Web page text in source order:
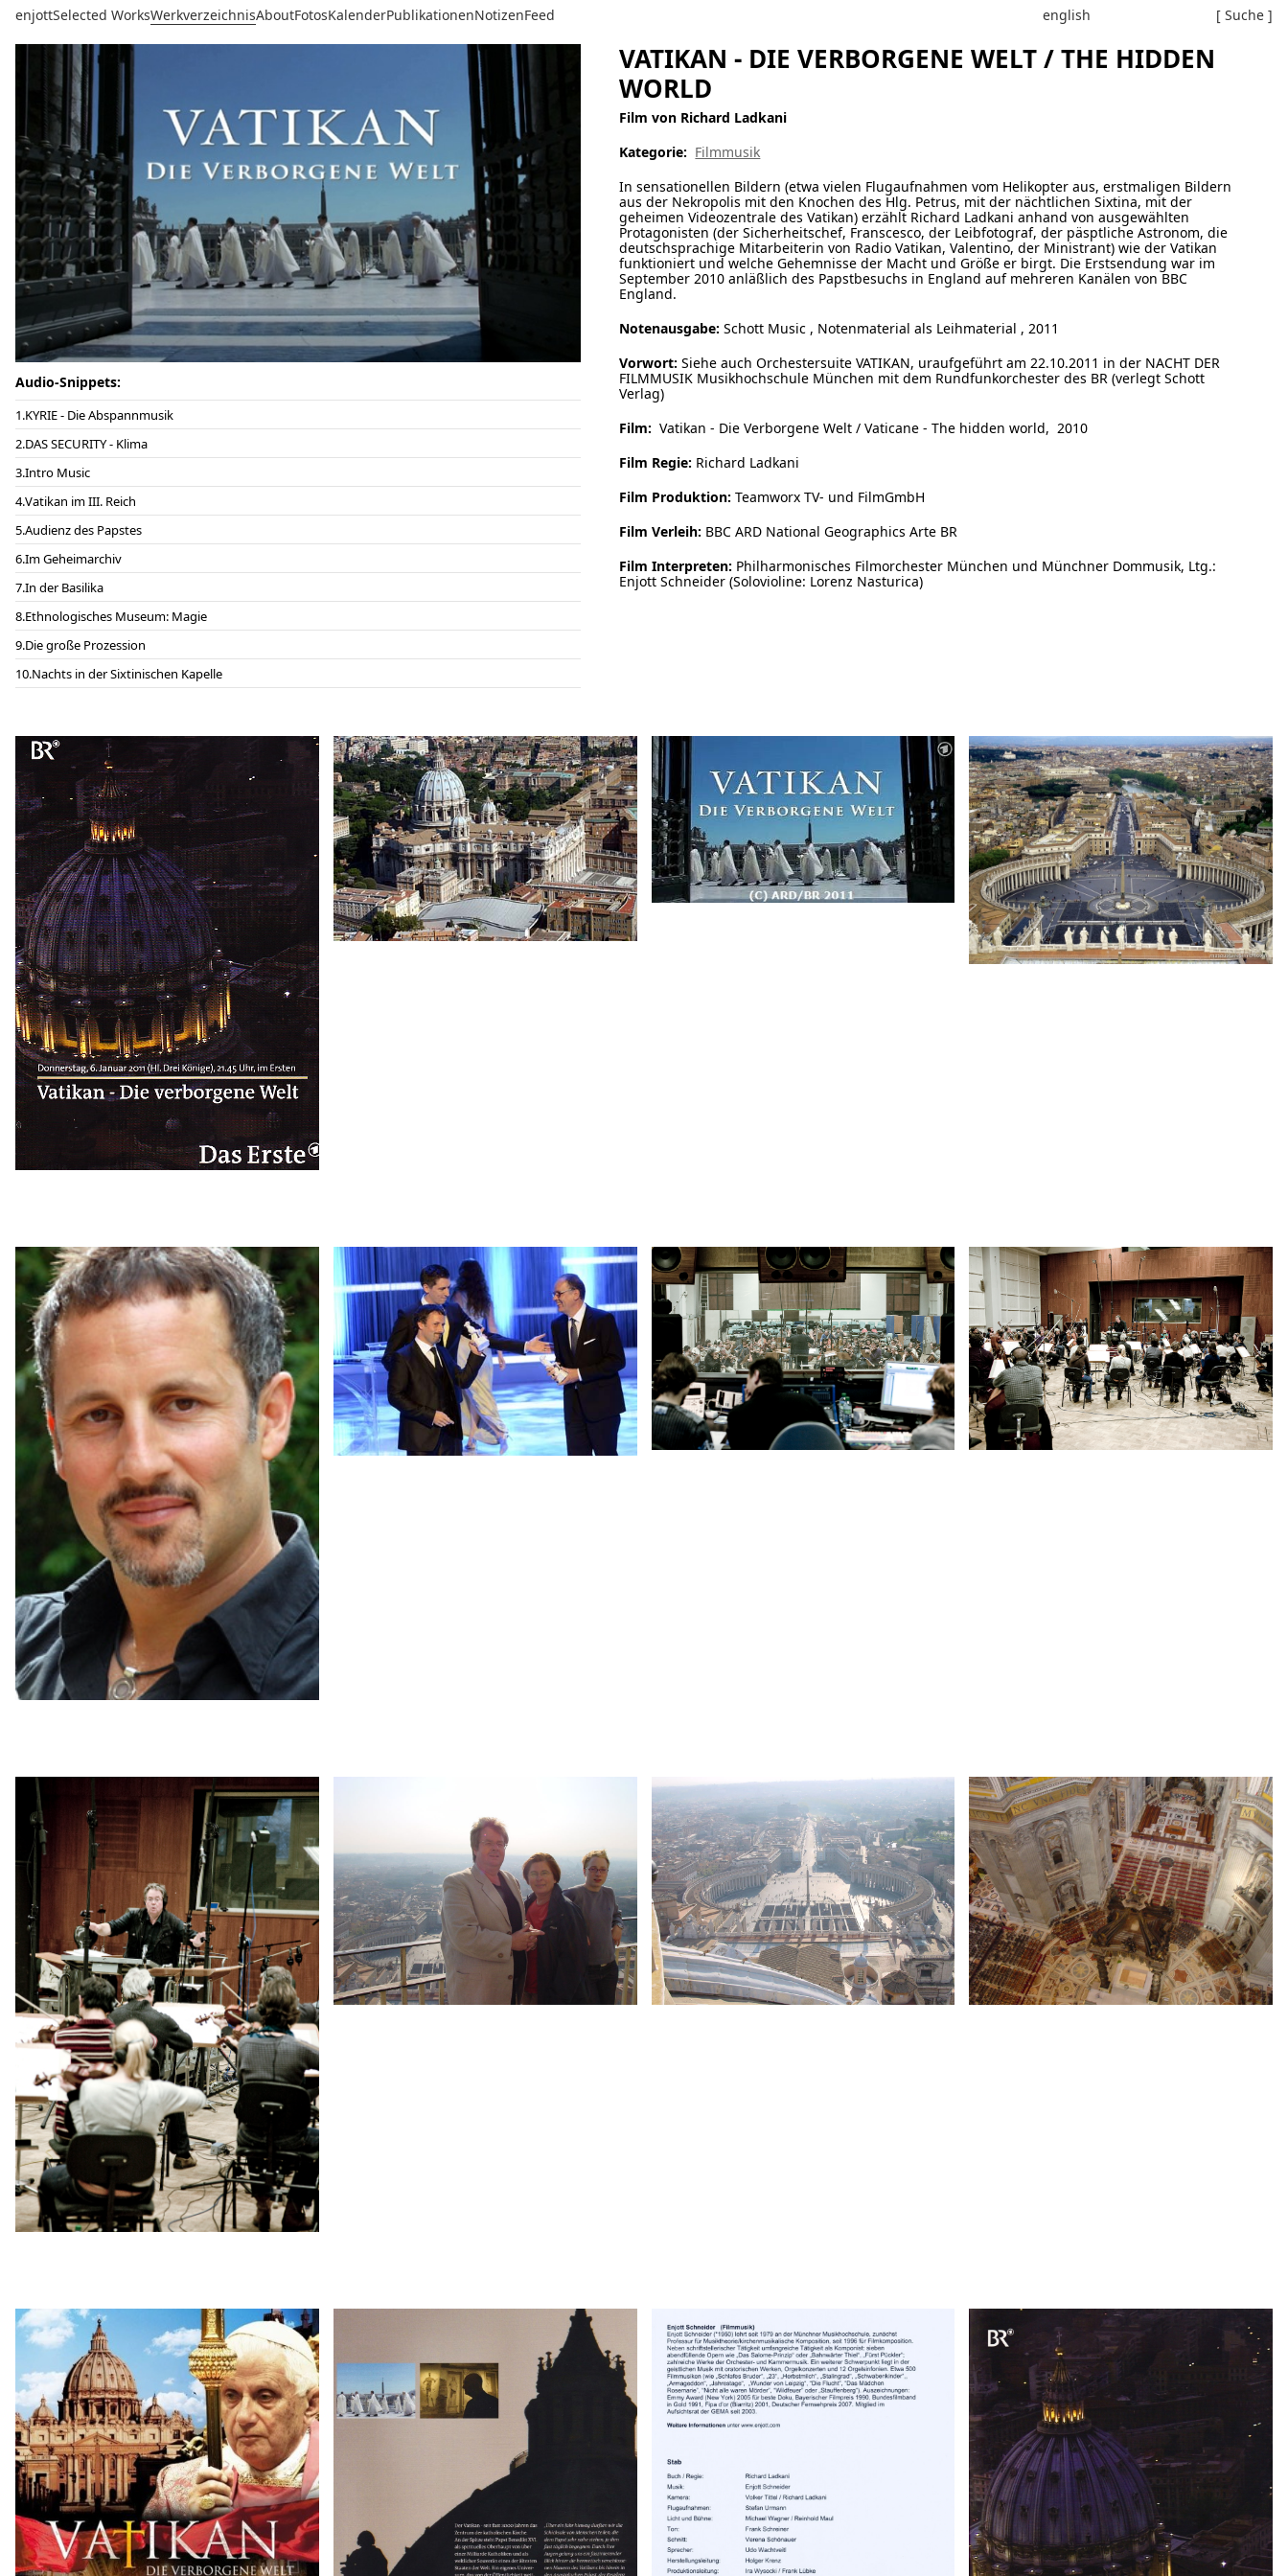
enjottSelected WorksWerkverzeichnisAboutFotosKalenderPublikationenNotizenFeed english [ Suche ]
Audio-Snippets:
KYRIE - Die Abspannmusik
DAS SECURITY - Klima
Intro Music
Vatikan im III. Reich
Audienz des Papstes
Im Geheimarchiv
In der Basilika
Ethnologisches Museum: Magie
Die große Prozession
Nachts in der Sixtinischen Kapelle
VATIKAN - DIE VERBORGENE WELT / THE HIDDEN
WORLD
Film von Richard Ladkani
Kategorie: Filmmusik
In sensationellen Bildern (etwa vielen Flugaufnahmen vom Helikopter aus, erstmaligen Bildern
aus der Nekropolis mit den Knochen des Hlg. Petrus, mit der nächtlichen Sixtina, mit der
geheimen Videozentrale des Vatikan) erzählt Richard Ladkani anhand von ausgewählten
Protagonisten (der Sicherheitschef, Franscesco, der Leibfotograf, der päsptliche Astronom, die
deutschsprachige Mitarbeiterin von Radio Vatikan, Valentino, der Ministrant) wie der Vatikan
funktioniert und welche Gehemnisse der Macht und Größe er birgt. Die Erstsendung war im
September 2010 anläßlich des Papstbesuchs in England auf mehreren Kanälen von BBC
England.
Notenausgabe: Schott Music , Notenmaterial als Leihmaterial , 2011
Vorwort: Siehe auch Orchestersuite VATIKAN, uraufgeführt am 22.10.2011 in der NACHT DER
FILMMUSIK Musikhochschule München mit dem Rundfunkorchester des BR (verlegt Schott
Verlag)
Film: Vatikan - Die Verborgene Welt / Vaticane - The hidden world, 2010
Film Regie: Richard Ladkani
Film Produktion: Teamworx TV- und FilmGmbH
Film Verleih: BBC ARD National Geographics Arte BR
Film Interpreten: Philharmonisches Filmorchester München und Münchner Dommusik, Ltg.:
Enjott Schneider (Solovioline: Lorenz Nasturica)